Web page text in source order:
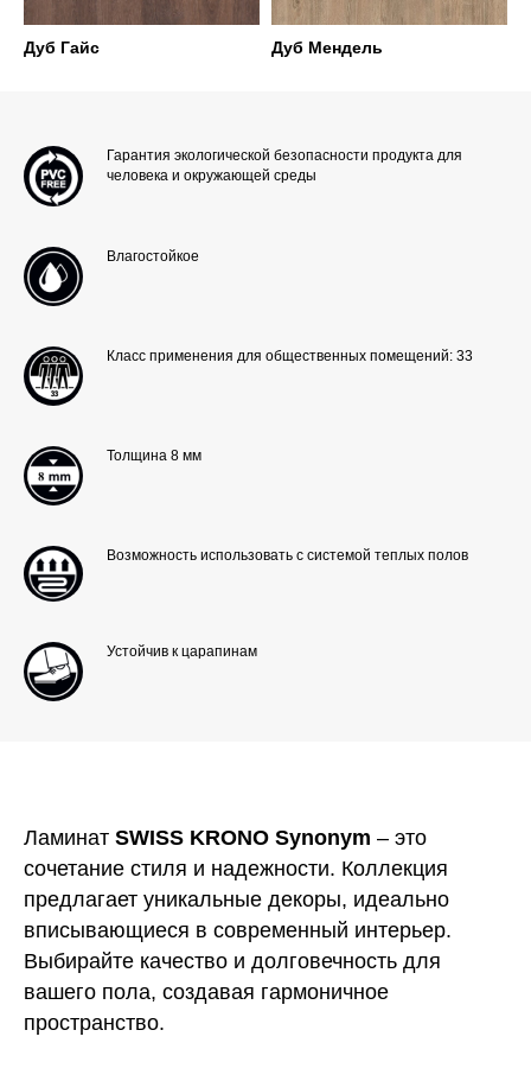
Дуб Гайс Дуб Мендель
Гарантия экологической безопасности продукта для
человека и окружающей среды
Влагостойкое
Класс применения для общественных помещений: 33
Толщина 8 мм
Возможность использовать с системой теплых полов
Устойчив к царапинам
Ламинат SWISS KRONO Synonym – это
сочетание стиля и надежности. Коллекция
предлагает уникальные декоры, идеально
вписывающиеся в современный интерьер.
Выбирайте качество и долговечность для
вашего пола, создавая гармоничное
пространство.
КОНТАКТЫ